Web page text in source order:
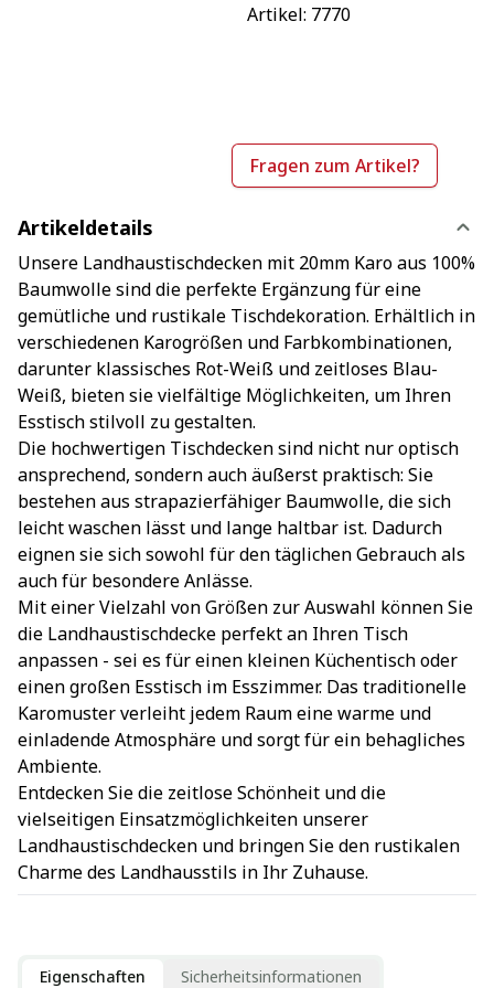
Artikel: 7770
Fragen zum Artikel?
Artikeldetails
Unsere Landhaustischdecken mit 20mm Karo aus 100%
Baumwolle sind die perfekte Ergänzung für eine
gemütliche und rustikale Tischdekoration. Erhältlich in
verschiedenen Karogrößen und Farbkombinationen,
darunter klassisches Rot-Weiß und zeitloses Blau-
Weiß, bieten sie vielfältige Möglichkeiten, um Ihren
Esstisch stilvoll zu gestalten.
Die hochwertigen Tischdecken sind nicht nur optisch
ansprechend, sondern auch äußerst praktisch: Sie
bestehen aus strapazierfähiger Baumwolle, die sich
leicht waschen lässt und lange haltbar ist. Dadurch
eignen sie sich sowohl für den täglichen Gebrauch als
auch für besondere Anlässe.
Mit einer Vielzahl von Größen zur Auswahl können Sie
die Landhaustischdecke perfekt an Ihren Tisch
anpassen - sei es für einen kleinen Küchentisch oder
einen großen Esstisch im Esszimmer. Das traditionelle
Karomuster verleiht jedem Raum eine warme und
einladende Atmosphäre und sorgt für ein behagliches
Ambiente.
Entdecken Sie die zeitlose Schönheit und die
vielseitigen Einsatzmöglichkeiten unserer
Landhaustischdecken und bringen Sie den rustikalen
Charme des Landhausstils in Ihr Zuhause.
Eigenschaften Sicherheitsinformationen